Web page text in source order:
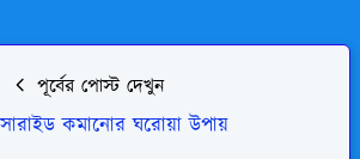
পূর্বের পোস্ট দেখুন
কমানোর ঘরোয়া উপায়